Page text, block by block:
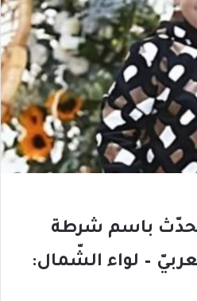
باسم شرطة
– لواء الشّمال: